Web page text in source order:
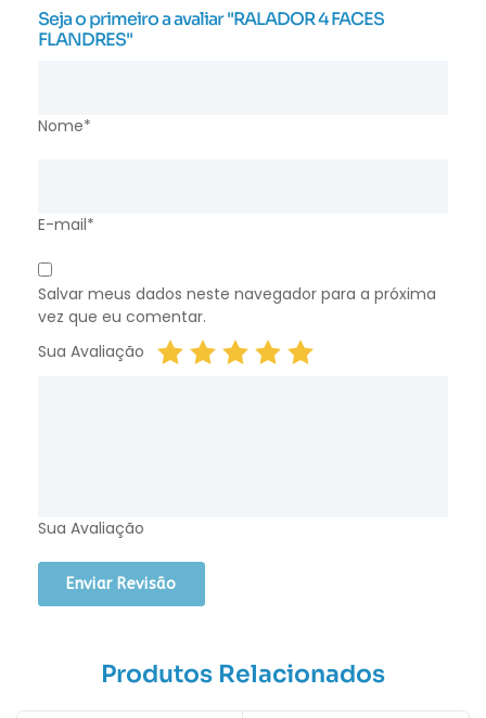
Seja o primeiro a avaliar "RALADOR 4 FACES
FLANDRES"
Nome*
E-mail*
Salvar meus dados neste navegador para a próxima
vez que eu comentar.
Sua Avaliação
Sua Avaliação
Produtos Relacionados